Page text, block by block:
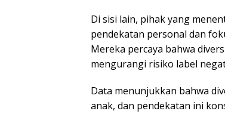
Di sisi lain, pihak yang
pendekatan personal dan
Mereka percaya bahwa
mengurangi risiko label
Data menunjukkan bahwa
anak, dan pendekatan ini